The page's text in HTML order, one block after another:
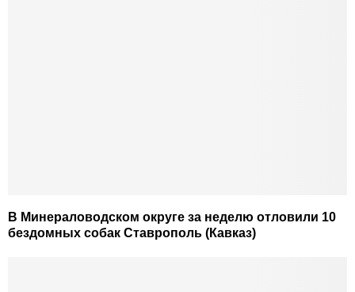
В Минераловодском округе за неделю отловили 10
бездомных собак Ставрополь (Кавказ)